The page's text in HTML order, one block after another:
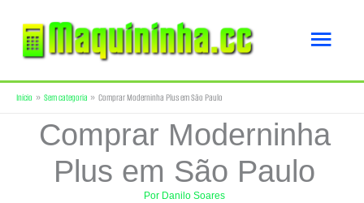
para
conteúdo
Início Sem categoria Comprar Moderninha Plus em São Paulo
Comprar Moderninha
Plus em São Paulo
Por Danilo Soares